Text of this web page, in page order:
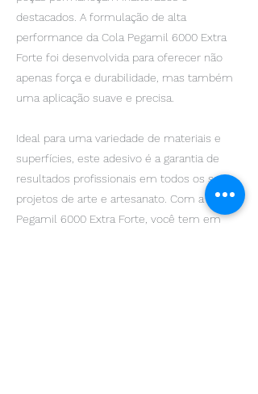
destacados. A formulação de alta
performance da Cola Pegamil 6000 Extra
Forte foi desenvolvida para oferecer não
apenas força e durabilidade, mas também
uma aplicação suave e precisa.
Ideal para uma variedade de materiais e
superfícies, este adesivo é a garantia de
resultados profissionais em todos os seus
projetos de arte e artesanato. Com a Cola
Pegamil 6000 Extra Forte, você tem em